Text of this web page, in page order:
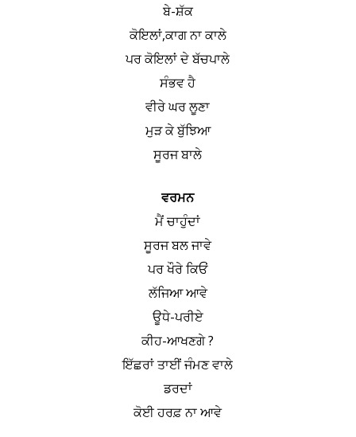
ਬੇ-ਸ਼ੱਕ
ਕੋਇਲਾਂ,ਕਾਗ ਨਾ ਕਾਲੇ
ਪਰ ਕੋਇਲਾਂ ਦੇ ਬੱਚਪਾਲੇ
ਸੰਭਵ ਹੈ
ਵੀਰੇ ਘਰ ਲੂਣਾ
ਮੁੜ ਕੇ ਬੁੱਝਿਆ
ਸੂਰਜ ਬਾਲੇ
ਵਰਮਨ
ਮੈਂ ਚਾਹੁੰਦਾਂ
ਸੂਰਜ ਬਲ ਜਾਵੇ
ਪਰ ਖੌਰੇ ਕਿਓਂ
ਲੱਜਿਆ ਆਵੇ
ਊਧੇ-ਪਰੀਏ
ਕੀਹ-ਆਖਣਗੇ ?
ਇੱਛਰਾਂ ਤਾਈਂ ਜੰਮਣ ਵਾਲੇ
ਡਰਦਾਂ
ਕੋਈ ਹਰਫ਼ ਨਾ ਆਵੇ